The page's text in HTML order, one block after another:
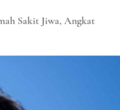
Sakit Jiwa, Angkat